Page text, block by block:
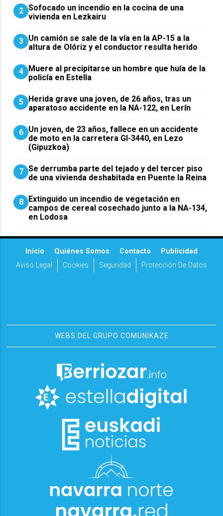
2 Sofocado un incendio en la cocina de una
vivienda en Lezkairu
3 Un camión se sale de la vía en la AP-15 a la
altura de Olóriz y el conductor resulta herido
4 Muere al precipitarse un hombre que huía de la
policía en Estella
5 Herida grave una joven, de 26 años, tras un
aparatoso accidente en la NA-122, en Lerín
6 Un joven, de 23 años, fallece en un accidente
de moto en la carretera GI-3440, en Lezo
(Gipuzkoa)
7 Se derrumba parte del tejado y del tercer piso
de una vivienda deshabitada en Puente la Reina
8 Extinguido un incendio de vegetación en
campos de cereal cosechado junto a la NA-134,
en Lodosa
Inicio Quiénes Somos Contacto
Publicidad
Aviso Legal
Cookies Seguridad Protección De Datos
WEBS DEL GRUPO COMUNIKAZE